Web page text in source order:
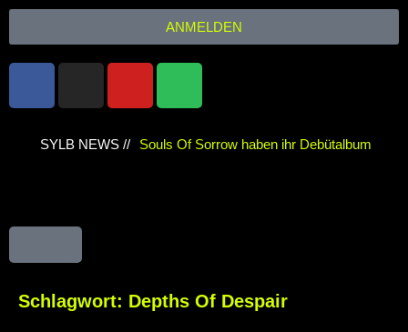
SYLB NEWS // Souls Of Sorrow haben ihr Debütalbum
ANMELDEN
Schlagwort: Depths Of Despair